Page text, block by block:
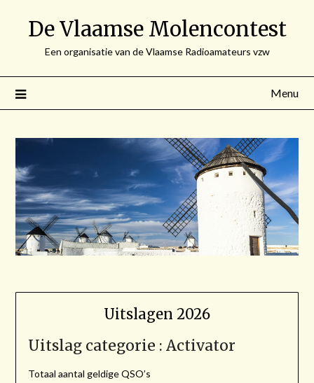
De Vlaamse Molencontest
Een organisatie van de Vlaamse Radioamateurs vzw
Menu
Uitslagen 2026
Uitslag categorie : Activator
Totaal aantal geldige QSO’s